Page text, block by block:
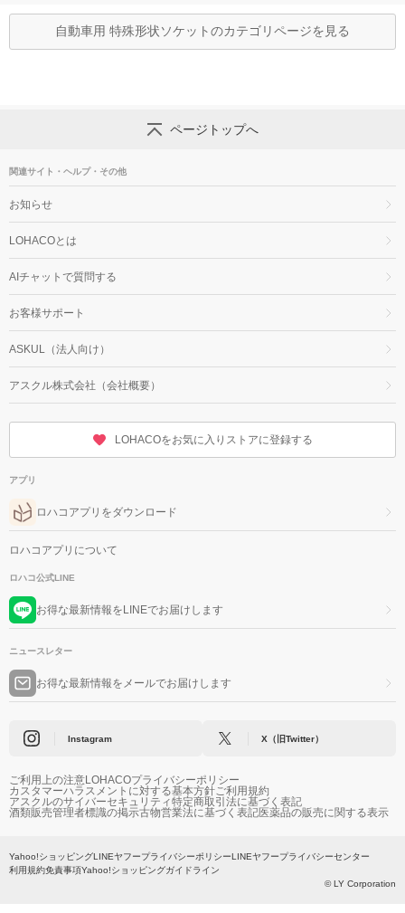
自動車用 特殊形状ソケットのカテゴリページを見る
ページトップへ
関連サイト・ヘルプ・その他
お知らせ
LOHACOとは
AIチャットで質問する
お客様サポート
ASKUL（法人向け）
アスクル株式会社（会社概要）
LOHACOをお気に入りストアに登録する
アプリ
ロハコアプリをダウンロード
ロハコアプリについて
ロハコ公式LINE
お得な最新情報をLINEでお届けします
ニュースレター
お得な最新情報をメールでお届けします
Instagram X（旧Twitter）
ご利用上の注意LOHACOプライバシーポリシー
カスタマーハラスメントに対する基本方針ご利用規約
アスクルのサイバーセキュリティ特定商取引法に基づく表記
酒類販売管理者標識の掲示古物営業法に基づく表記医薬品の販売に関する表示
Yahoo!ショッピングLINEヤフープライバシーポリシーLINEヤフープライバシーセンター
利用規約免責事項Yahoo!ショッピングガイドライン
© LY Corporation